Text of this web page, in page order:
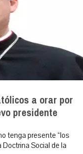
a orar por
presidente
tenga presente “los
Social de la